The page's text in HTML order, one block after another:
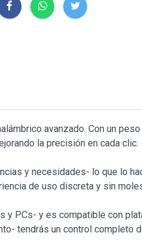
avanzado. Con un
la precisión en cada clic.
y necesidades- lo que lo
de uso discreta y sin
y PCs- y es compatible con
tendrás un control completo